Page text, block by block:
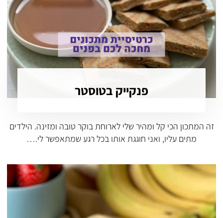
פנקייק בטוסטר
זה המתכון הכי קל ומהיר שלי לארוחת בוקר טובה ומזינה. הילדים
מתים עליו, ואני חוגגת אותו בכל רגע שמתאפשר לי.…